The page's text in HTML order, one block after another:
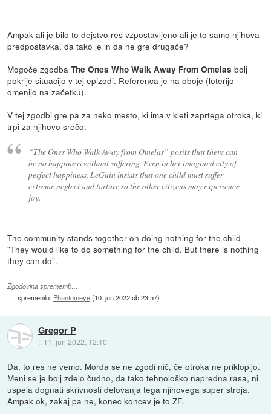
Ampak ali je bilo to dejstvo res vzpostavljeno ali je to samo njihova
predpostavka, da tako je in da ne gre drugače?
Mogoče zgodbaThe Ones Who Walk Away From Omelas bolj
pokrije situacijo v tej epizodi. Referenca je na oboje (loterijo
omenijo na začetku).
V tej zgodbi gre pa za neko mesto, ki ima v kleti zaprtega otroka, ki
trpi za njihovo srečo.
“The Ones Who Walk Away from Omelas” posits that there can
be no happiness without suffering. Even in her imagined city of
perfect happiness, LeGuin insists that one child must suffer
extreme neglect and torture so the other citizens may experience
joy.
The community stands together on doing nothing for the child
"They would like to do something for the child. But there is nothing
they can do".
Zgodovina sprememb…
spremenilo: Phantomeye(10. jun 2022 ob 23:57)
Gregor P
:: 11. jun 2022, 12:10
Da, to res ne vemo. Morda se ne zgodi nič, če otroka ne priklopijo.
Meni se je bolj zdelo čudno, da tako tehnološko napredna rasa, ni
uspela dognati skrivnosti delovanja tega njihovega super stroja.
Ampak ok, zakaj pa ne, konec koncev je to ZF.